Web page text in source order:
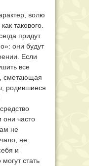
волю
такового.
придут
они будут
Если
все
сметающая
родившиеся
они часто
не
не
и
стать